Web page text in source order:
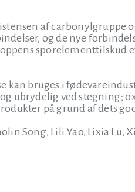
af
og de nye
sporelementtilskud
kan bruges i
ubrydelig ved stegning;
på grund af dets
Song, Lili Yao, Lixia